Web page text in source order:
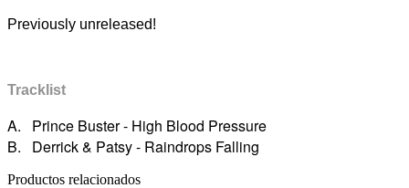
Previously unreleased!
Tracklist
A. Prince Buster - High Blood Pressure
B. Derrick & Patsy - Raindrops Falling
Productos relacionados